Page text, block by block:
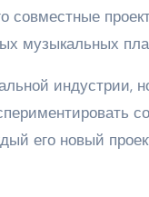
музыкальных
индустрии,
его новый